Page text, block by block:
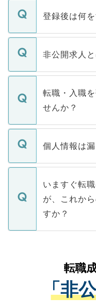
登録後は何
ご登録いただ
登録内容を確
ます。通常、5
いただきます
非公開求人
マイナビ
うち約3割は
けない「非公
下記の理由に
ません。
■応募殺到を
関を公にして
に、医療機関
みを人材紹介
ています。
転職・入職
せんか？
転職・入職を
ん。また、仮
定を承諾する
の辞退の連絡
個人情報は
個人情報が漏
で、ご安心く
などで収集し
ご本人のキャ
支援を目的に
ているすべて
は、個人情報
管理基準を満
る、プライバ
いますぐ転
が、これか
すか？
かがいして、
経験をまじえ
させていただ
ない方には、
転職
「非